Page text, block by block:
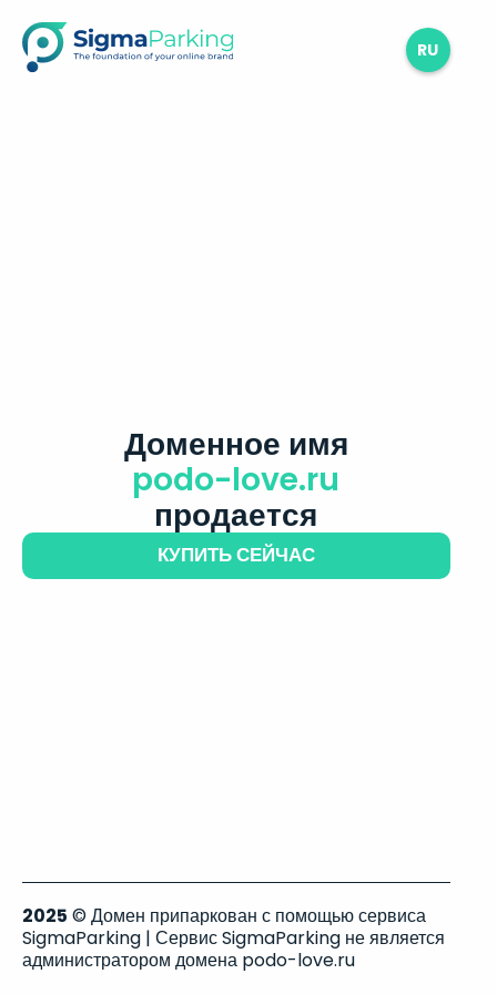
RU
Доменное имя
podo-love.ru
продается
КУПИТЬ СЕЙЧАС
2025 © Домен припаркован с помощью сервиса
SigmaParking | Сервис SigmaParking не является
администратором домена podo-love.ru